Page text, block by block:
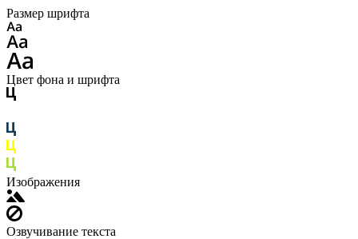
Размер шрифта
Цвет фона и шрифта
Изображения
Озвучивание текста